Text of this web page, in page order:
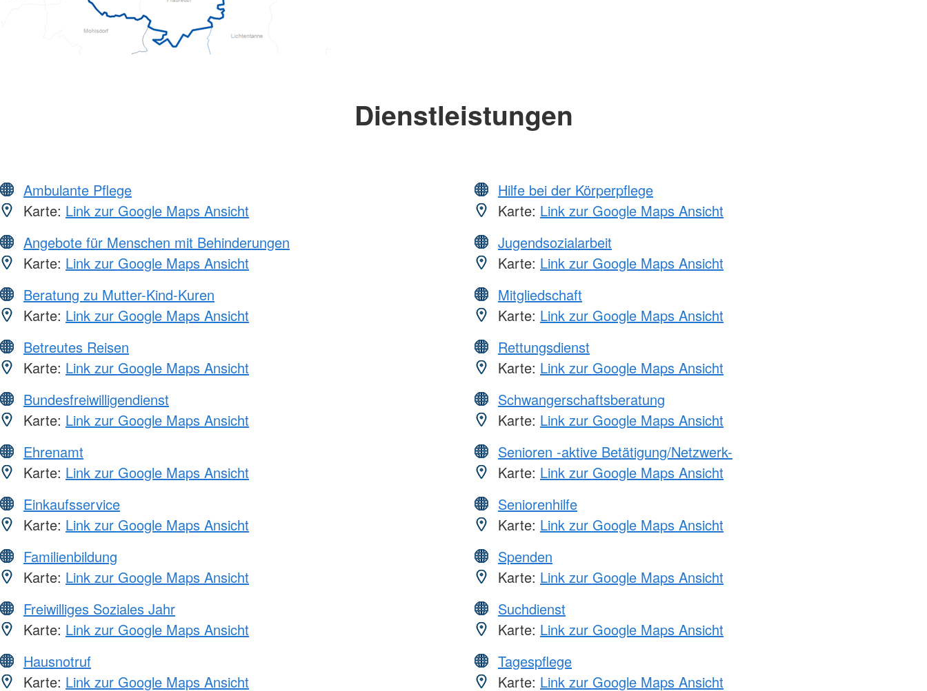
Dienstleistungen
Ambulante Pflege
Karte: Link zur Google Maps Ansicht
Angebote für Menschen mit Behinderungen
Karte: Link zur Google Maps Ansicht
Beratung zu Mutter-Kind-Kuren
Karte: Link zur Google Maps Ansicht
Betreutes Reisen
Karte: Link zur Google Maps Ansicht
Bundesfreiwilligendienst
Karte: Link zur Google Maps Ansicht
Ehrenamt
Karte: Link zur Google Maps Ansicht
Einkaufsservice
Karte: Link zur Google Maps Ansicht
Familienbildung
Karte: Link zur Google Maps Ansicht
Freiwilliges Soziales Jahr
Karte: Link zur Google Maps Ansicht
Hausnotruf
Karte: Link zur Google Maps Ansicht
Hilfe bei der Körperpflege
Karte: Link zur Google Maps Ansicht
Jugendsozialarbeit
Karte: Link zur Google Maps Ansicht
Mitgliedschaft
Karte: Link zur Google Maps Ansicht
Rettungsdienst
Karte: Link zur Google Maps Ansicht
Schwangerschaftsberatung
Karte: Link zur Google Maps Ansicht
Senioren -aktive Betätigung/Netzwerk-
Karte: Link zur Google Maps Ansicht
Seniorenhilfe
Karte: Link zur Google Maps Ansicht
Spenden
Karte: Link zur Google Maps Ansicht
Suchdienst
Karte: Link zur Google Maps Ansicht
Tagespflege
Karte: Link zur Google Maps Ansicht